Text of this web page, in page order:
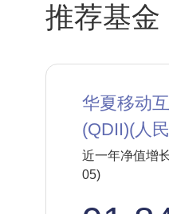
推荐基金
华夏移动
(QDII)(人
近一年净值增
05)